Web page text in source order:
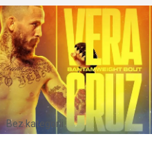
Bez kategorii